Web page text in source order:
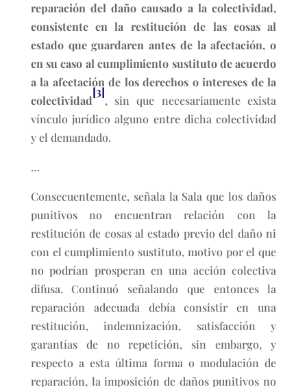
reparación del daño causado a la colectividad,
consistente en la restitución de las cosas al
estado que guardaren antes de la afectación, o
en su caso al cumplimiento sustituto de acuerdo
a la afectación de los derechos o intereses de la
colectividad
[3]
, sin que necesariamente exista
vínculo jurídico alguno entre dicha colectividad
y el demandado.
…
Consecuentemente, señala la Sala que los daños
punitivos no encuentran relación con la
restitución de cosas al estado previo del daño ni
con el cumplimiento sustituto, motivo por el que
no podrían prosperan en una acción colectiva
difusa. Continuó señalando que entonces la
reparación adecuada debía consistir en una
restitución, indemnización, satisfacción y
garantías de no repetición, sin embargo, y
respecto a esta última forma o modulación de
reparación, la imposición de daños punitivos no